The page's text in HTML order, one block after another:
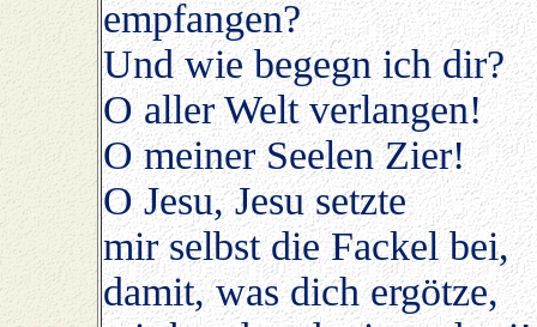
empfangen?
Und wie begegn ich dir?
O aller Welt verlangen!
O meiner Seelen Zier!
O Jesu, Jesu setzte
mir selbst die Fackel bei,
damit, was dich ergötze,